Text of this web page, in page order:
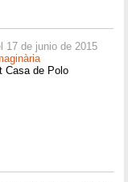
17 de junio de 2015
Casa de Polo